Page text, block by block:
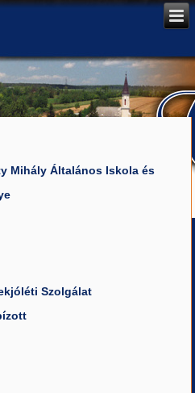
Mihály Általános Iskola és
Szolgálat